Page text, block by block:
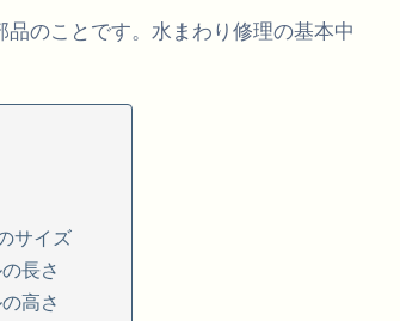
のことです。水まわり修理の基本中
サイズ
長さ
高さ